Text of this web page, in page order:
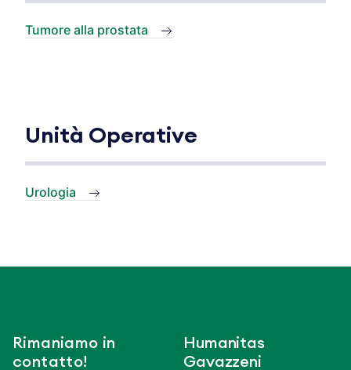
Tumore alla prostata
Unità Operative
Urologia
Rimaniamo in
contatto!
Humanitas
Gavazzeni